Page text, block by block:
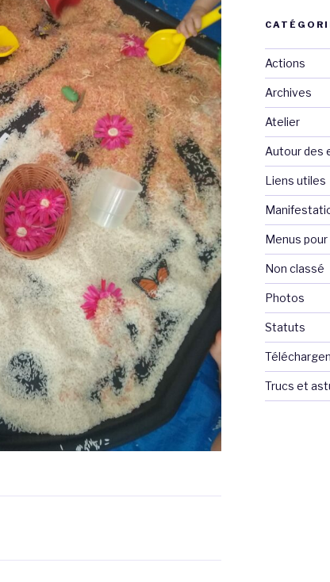
Actions
Archives
Atelier
Autour des
Liens utiles
Menus
Non classé
Photos
Statuts
Trucs et